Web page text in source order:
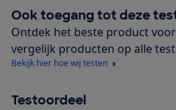
Ook toegang tot deze
Ontdek het beste product
vergelijk producten op alle
Bekijk hier hoe wij testen
Testoordeel